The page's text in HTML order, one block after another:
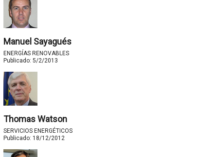
Manuel Sayagués
ENERGÍAS RENOVABLES
Publicado: 5/2/2013
Thomas Watson
SERVICIOS ENERGÉTICOS
Publicado: 18/12/2012